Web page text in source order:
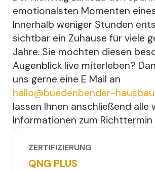
emotionalsten Momenten
Innerhalb weniger Stunden
sichtbar ein Zuhause für viele
Jahre. Sie möchten diesen
Augenblick live miterleben?
uns gerne eine E Mail an
hallo@buedenbender-
lassen Ihnen anschließend alle
Informationen zum Richttermin
ZERTIFIZIERUNG
QNG PLUS